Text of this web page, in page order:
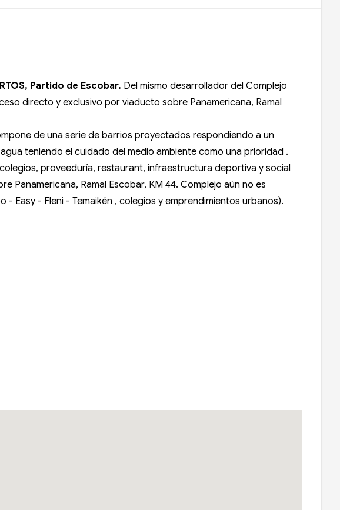
Partido de Escobar. Del mismo desarrollador del Complejo
directo y exclusivo por viaducto sobre Panamericana, Ramal
de una serie de barrios proyectados respondiendo a un
teniendo el cuidado del medio ambiente como una prioridad .
proveeduría, restaurant, infraestructura deportiva y social
Ramal Escobar, KM 44. Complejo aún no es
Easy - Fleni - Temaikén , colegios y emprendimientos urbanos).